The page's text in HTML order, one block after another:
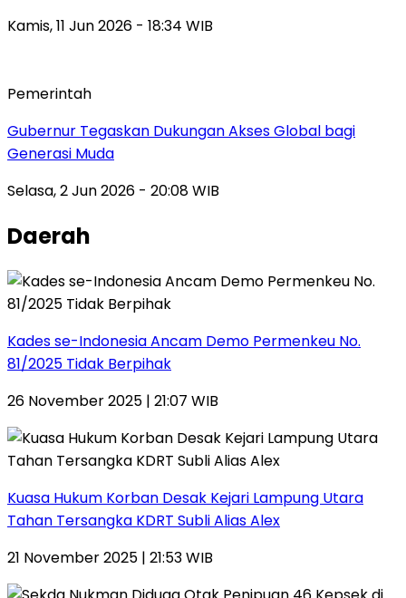
Kamis, 11 Jun 2026 - 18:34 WIB
Pemerintah
Gubernur Tegaskan Dukungan Akses Global bagi
Generasi Muda
Selasa, 2 Jun 2026 - 20:08 WIB
Daerah
Kades se-Indonesia Ancam Demo Permenkeu No.
81/2025 Tidak Berpihak
26 November 2025 | 21:07 WIB
Kuasa Hukum Korban Desak Kejari Lampung Utara
Tahan Tersangka KDRT Subli Alias Alex
21 November 2025 | 21:53 WIB